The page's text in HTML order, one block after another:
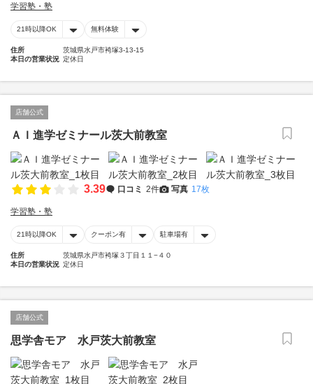
学習塾・塾
21時以降OK 無料体験
住所
茨城県水戸市袴塚3-13-15
本日の営業状況 定休日
店舗公式
ＡＩ進学ゼミナール茨大前教室
3.39 口コミ 2件 写真 17枚
学習塾・塾
21時以降OK クーポン有 駐車場有
住所
茨城県水戸市袴塚３丁目１１−４０
本日の営業状況 定休日
店舗公式
思学舎モア 水戸茨大前教室